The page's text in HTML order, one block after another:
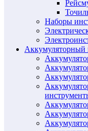
Наборы
Аккумуляторный